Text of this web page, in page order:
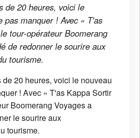
de 20 heures, voici le
pas manquer ! Avec « T'as
tour-opérateur Boomerang
de redonner le sourire aux
tourisme.
20 heures, voici le nouveau
! Avec « T'as Kappa Sortir
Boomerang Voyages a
le sourire aux
tourisme.